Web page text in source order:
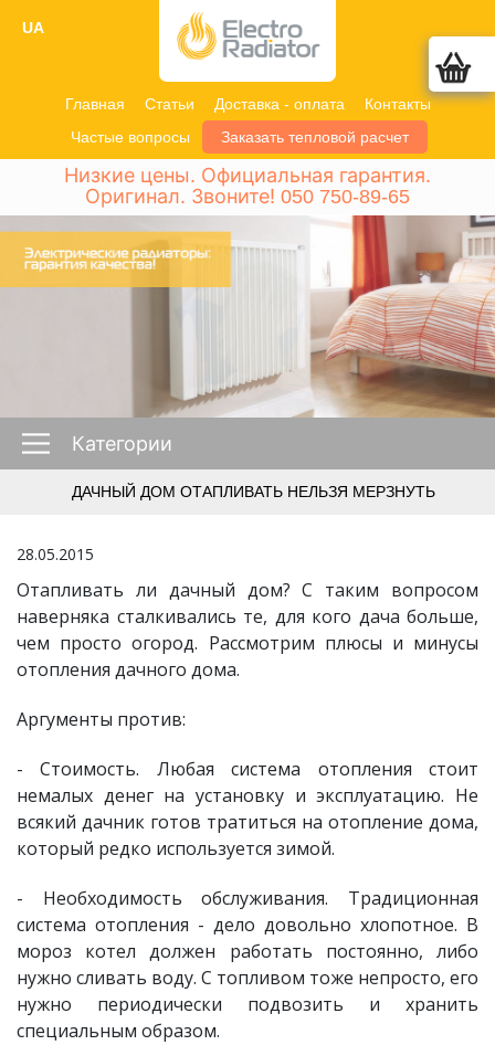
Главная Статьи Доставка - оплата
Контакты
Частые вопросы
Заказать тепловой расчет
UA
Низкие цены. Официальная гарантия.
Оригинал. Звоните! 050 750-89-65
Категории
ДАЧНЫЙ ДОМ ОТАПЛИВАТЬ НЕЛЬЗЯ МЕРЗНУТЬ
28.05.2015
Отапливать ли дачный дом? С таким вопросом
наверняка сталкивались те, для кого дача больше,
чем просто огород. Рассмотрим плюсы и минусы
отопления дачного дома.
Аргументы против:
- Стоимость. Любая система отопления стоит
немалых денег на установку и эксплуатацию. Не
всякий дачник готов тратиться на отопление дома,
который редко используется зимой.
- Необходимость обслуживания. Традиционная
система отопления - дело довольно хлопотное. В
мороз котел должен работать постоянно, либо
нужно сливать воду. С топливом тоже непросто, его
нужно периодически подвозить и хранить
специальным образом.